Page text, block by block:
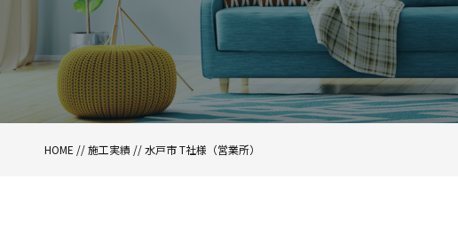
HOME //施工実績 //水戸市 T社様（営業所）